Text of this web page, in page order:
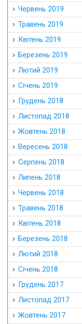
Червень 2019
Травень 2019
Квітень 2019
Березень 2019
Лютий 2019
Січень 2019
Грудень 2018
Листопад 2018
Жовтень 2018
Вересень 2018
Серпень 2018
Липень 2018
Червень 2018
Травень 2018
Квітень 2018
Березень 2018
Лютий 2018
Січень 2018
Грудень 2017
Листопад 2017
Жовтень 2017